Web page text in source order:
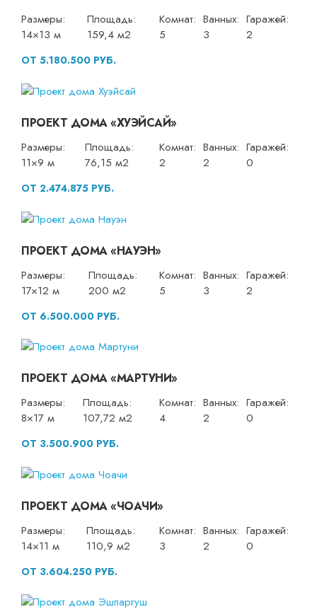
Размеры:
14×13 м
Площадь:
159,4 м2
Комнат:
5
Ванных:
3
Гаражей:
2
ОТ 5.180.500 РУБ.
ПРОЕКТ ДОМА «ХУЭЙСАЙ»
Размеры:
11×9 м
Площадь:
76,15 м2
Комнат:
2
Ванных:
2
Гаражей:
0
ОТ 2.474.875 РУБ.
ПРОЕКТ ДОМА «НАУЭН»
Размеры:
17×12 м
Площадь:
200 м2
Комнат:
5
Ванных:
3
Гаражей:
2
ОТ 6.500.000 РУБ.
ПРОЕКТ ДОМА «МАРТУНИ»
Размеры:
8×17 м
Площадь:
107,72 м2
Комнат:
4
Ванных:
2
Гаражей:
0
ОТ 3.500.900 РУБ.
ПРОЕКТ ДОМА «ЧОАЧИ»
Размеры:
14×11 м
Площадь:
110,9 м2
Комнат:
3
Ванных:
2
Гаражей:
0
ОТ 3.604.250 РУБ.